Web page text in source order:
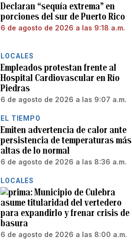
Declaran “sequía extrema” en
porciones del sur de Puerto Rico
6 de agosto de 2026 a las 9:18 a.m.
LOCALES
Empleados protestan frente al
Hospital Cardiovascular en Río
Piedras
6 de agosto de 2026 a las 9:07 a.m.
EL TIEMPO
Emiten advertencia de calor ante
persistencia de temperaturas más
altas de lo normal
6 de agosto de 2026 a las 8:36 a.m.
LOCALES
Municipio de Culebra
asume titularidad del vertedero
para expandirlo y frenar crisis de
basura
6 de agosto de 2026 a las 8:00 a.m.